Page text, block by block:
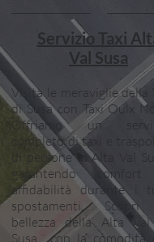
Servizio Taxi
Val Susa
Visita le meraviglie della
di Susa con Taxi Oulx
Offriamo un
completo di taxi e
di persone in Alta Val
garantendo
affidabilità durante i
spostamenti. Scopri
bellezza della Alta Val
Susa con la comodità